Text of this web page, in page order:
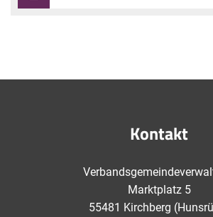
Kontakt
Marktplatz 5
55481 Kirchberg